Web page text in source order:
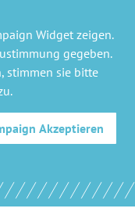
Widgetzeigen.
gegeben.
stimmen sie bitte
Akzeptieren